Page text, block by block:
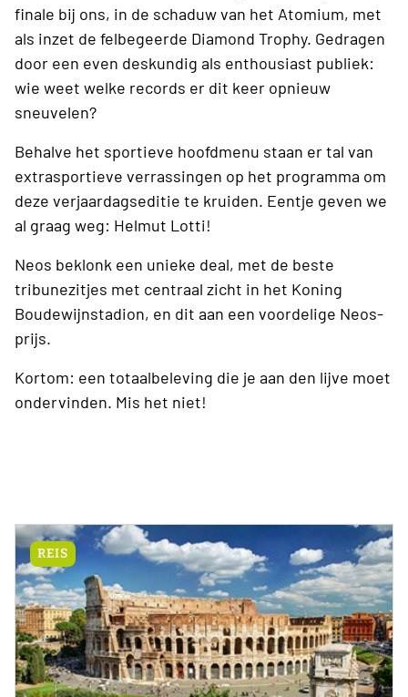
finale bij ons, in de schaduw van het Atomium, met
als inzet de felbegeerde Diamond Trophy. Gedragen
door een even deskundig als enthousiast publiek:
wie weet welke records er dit keer opnieuw
sneuvelen?
Behalve het sportieve hoofdmenu staan er tal van
extrasportieve verrassingen op het programma om
deze verjaardagseditie te kruiden. Eentje geven we
al graag weg: Helmut Lotti!
Neos beklonk een unieke deal, met de beste
tribunezitjes met centraal zicht in het Koning
Boudewijnstadion, en dit aan een voordelige Neos-
prijs.
Kortom: een totaalbeleving die je aan den lijve moet
ondervinden. Mis het niet!
REIS